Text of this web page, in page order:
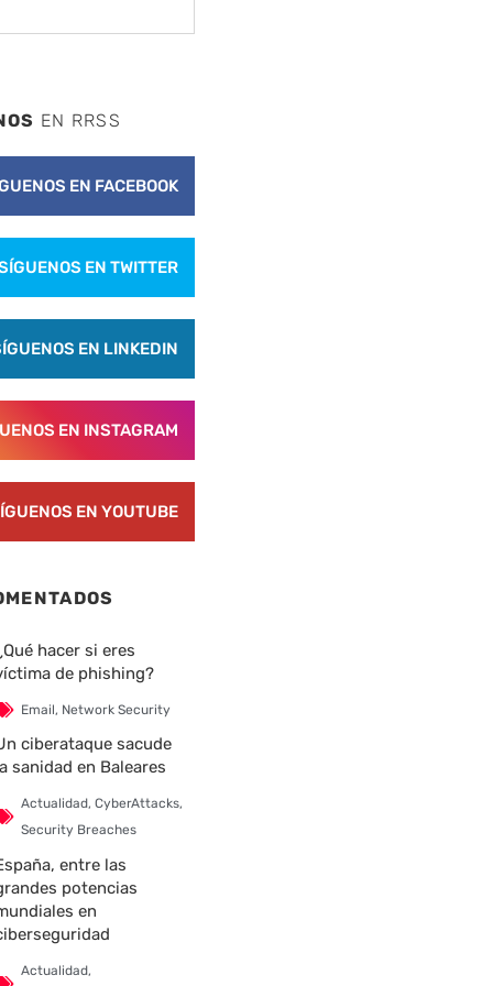
EN RRSS
EN FACEBOOK
EN TWITTER
EN LINKEDIN
EN INSTAGRAM
EN YOUTUBE
hacer si eres
de phishing?
Email, Network Security
ciberataque sacude
sanidad en Baleares
Actualidad, CyberAttacks,
Security Breaches
entre las
potencias
en
Actualidad,